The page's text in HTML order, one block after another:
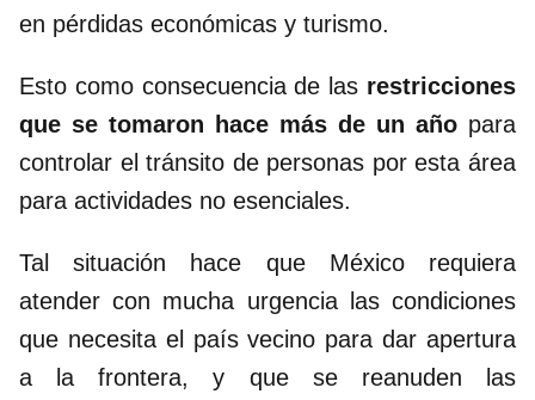
en pérdidas económicas y turismo.
Esto como consecuencia de las restricciones
que se tomaron hace más de un año para
controlar el tránsito de personas por esta área
para actividades no esenciales.
Tal situación hace que México requiera
atender con mucha urgencia las condiciones
que necesita el país vecino para dar apertura
a la frontera, y que se reanuden las